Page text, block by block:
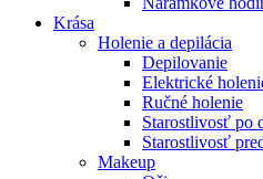
Krása
Holenie a depilácia
Depilovanie
Elektrické
Ručné holenie
Starostlivosť po
Starostlivosť
Makeup